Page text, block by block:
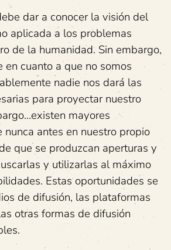
dar a conocer la visión del
aplicada a los problemas
de la humanidad. Sin embargo,
en cuanto a que no somos
nadie nos dará las
para proyectar nuestro
mayores
antes en nuestro propio
que se produzcan aperturas y
y utilizarlas al máximo
Estas oportunidades se
de difusión, las plataformas
otras formas de difusión